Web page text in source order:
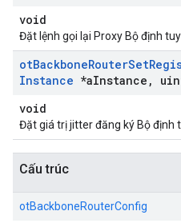
void
Đặt lệnh gọi lại Proxy Bộ định
otBackboneRouterSet
Instance *aInstance ,
void
Đặt giá trị jitter đăng ký Bộ định
Cấu trúc
otBackboneRouterConfig